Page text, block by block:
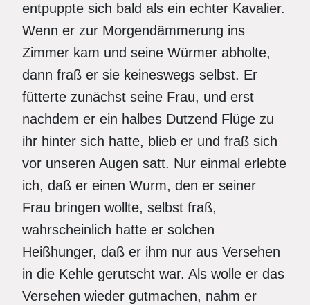
entpuppte sich bald als ein echter Kavalier.
Wenn er zur Morgendämmerung ins
Zimmer kam und seine Würmer abholte,
dann fraß er sie keineswegs selbst. Er
fütterte zunächst seine Frau, und erst
nachdem er ein halbes Dutzend Flüge zu
ihr hinter sich hatte, blieb er und fraß sich
vor unseren Augen satt. Nur einmal erlebte
ich, daß er einen Wurm, den er seiner
Frau bringen wollte, selbst fraß,
wahrscheinlich hatte er solchen
Heißhunger, daß er ihm nur aus Versehen
in die Kehle gerutscht war. Als wolle er das
Versehen wieder gutmachen, nahm er